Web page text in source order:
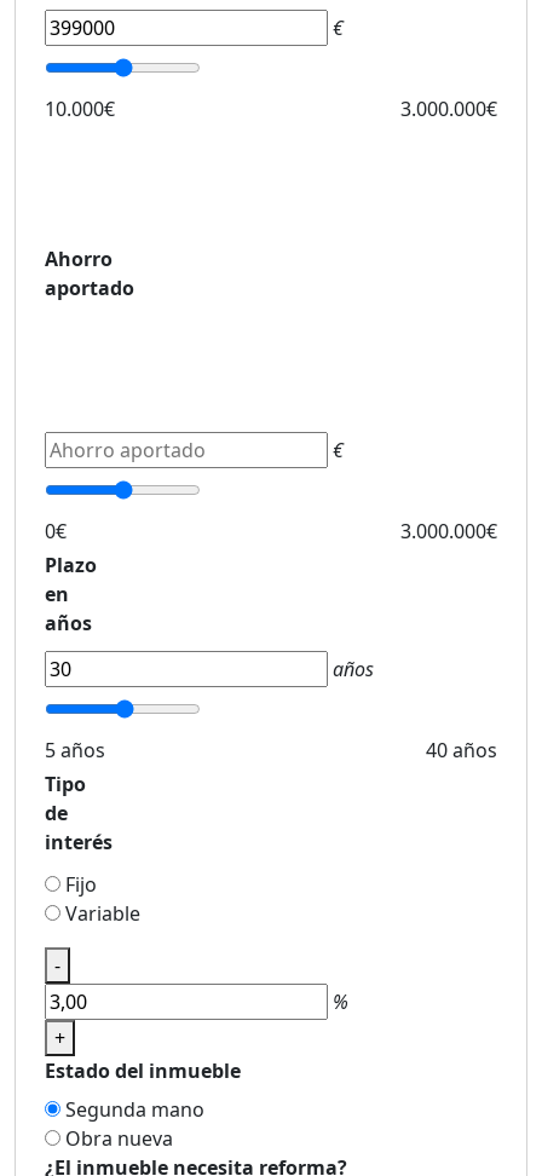
€
10.000€ 3.000.000€
Ahorro
aportado
€
0€
3.000.000€
Plazo
en
años
años
5 años
40 años
Tipo
de
interés
Fijo
Variable
-
%
+
Estado del inmueble
Segunda mano
Obra nueva
¿El inmueble necesita reforma?